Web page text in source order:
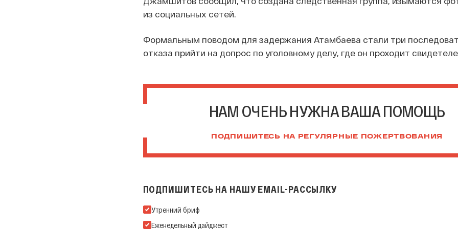
из социальных сетей.
Формальным поводом для задержания Атамбаева стали три
отказа прийти на допрос по уголовному делу, где он проходит
НАМ ОЧЕНЬ НУЖНА ВАША ПОМОЩЬ
ПОДПИШИТЕСЬ НА РЕГУЛЯРНЫЕ ПОЖЕРТВОВАНИЯ
ПОДПИШИТЕСЬ НА НАШУ EMAIL-РАССЫЛКУ
Подпишитесь на нашу Email-рассылку
Утренний бриф
Еженедельный дайджест